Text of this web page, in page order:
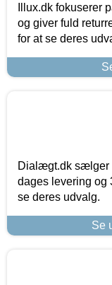
Illux.dk fokuserer
og giver fuld
for at se deres
Dialægt.dk sælger
dages levering og
se deres udvalg.
Se